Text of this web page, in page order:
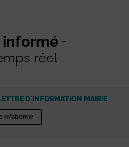
informé
réel
D'INFORMATION MAIRIE
m'abonne